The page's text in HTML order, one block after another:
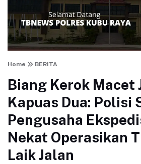
Home BERITA
Biang Kerok Macet
Kapuas Dua: Polisi
Pengusaha
Nekat Operasikan
Laik Jalan